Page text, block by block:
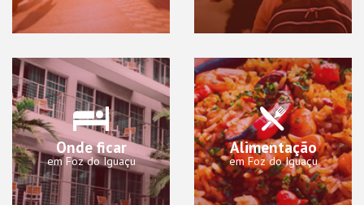
Onde ficar
em Foz do Iguaçu
Alimentação
em Foz do Iguaçu